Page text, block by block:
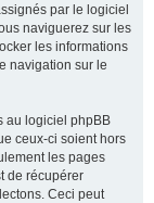
par le logiciel
naviguerez sur les
les informations
navigation sur le
au logiciel phpBB
ceux-ci soient hors
les pages
de récupérer
Ceci peut